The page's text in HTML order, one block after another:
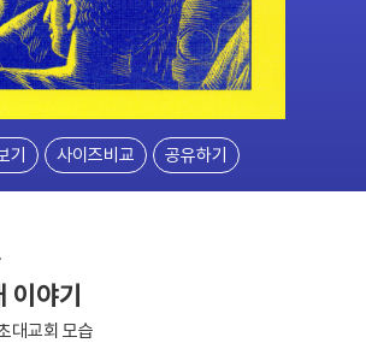
기 사이즈비교 공유하기
이야기
대교회 모습